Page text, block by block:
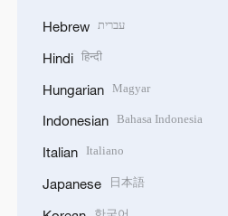
Hebrew עברית
Hindi हिन्दी
Hungarian Magyar
Indonesian Bahasa Indonesia
Italian Italiano
Japanese 日本語